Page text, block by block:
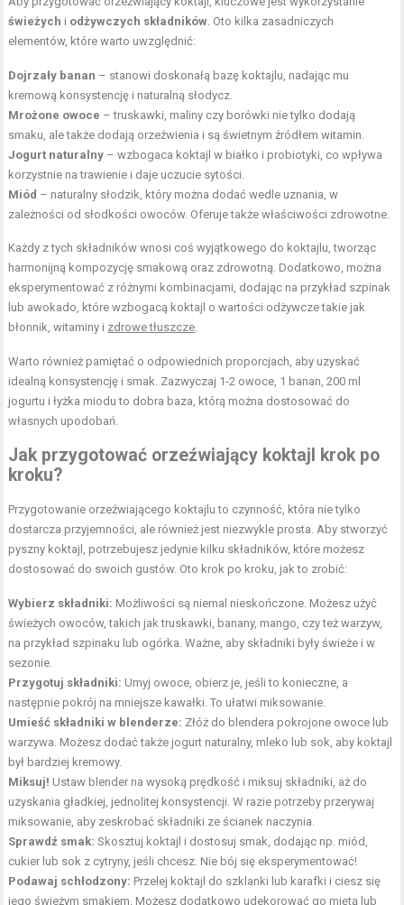
świeżych i odżywczych składników. Oto kilka zasadniczych
elementów, które warto uwzględnić:
Dojrzały banan – stanowi doskonałą bazę koktajlu, nadając mu
kremową konsystencję i naturalną słodycz.
Mrożone owoce – truskawki, maliny czy borówki nie tylko dodają
smaku, ale także dodają orzeźwienia i są świetnym źródłem witamin.
Jogurt naturalny – wzbogaca koktajl w białko i probiotyki, co wpływa
korzystnie na trawienie i daje uczucie sytości.
Miód – naturalny słodzik, który można dodać wedle uznania, w
zależności od słodkości owoców. Oferuje także właściwości zdrowotne.
Każdy z tych składników wnosi coś wyjątkowego do koktajlu, tworząc
harmonijną kompozycję smakową oraz zdrowotną. Dodatkowo, można
eksperymentować z różnymi kombinacjami, dodając na przykład szpinak
lub awokado, które wzbogacą koktajl o wartości odżywcze takie jak
błonnik, witaminy i zdrowe tłuszcze.
Warto również pamiętać o odpowiednich proporcjach, aby uzyskać
idealną konsystencję i smak. Zazwyczaj 1-2 owoce, 1 banan, 200 ml
jogurtu i łyżka miodu to dobra baza, którą można dostosować do
własnych upodobań.
Jak przygotować orzeźwiający koktajl krok po
kroku?
Przygotowanie orzeźwiającego koktajlu to czynność, która nie tylko
dostarcza przyjemności, ale również jest niezwykle prosta. Aby stworzyć
pyszny koktajl, potrzebujesz jedynie kilku składników, które możesz
dostosować do swoich gustów. Oto krok po kroku, jak to zrobić:
Wybierz składniki: Możliwości są niemal nieskończone. Możesz użyć
świeżych owoców, takich jak truskawki, banany, mango, czy też warzyw,
na przykład szpinaku lub ogórka. Ważne, aby składniki były świeże i w
sezonie.
Przygotuj składniki: Umyj owoce, obierz je, jeśli to konieczne, a
następnie pokrój na mniejsze kawałki. To ułatwi miksowanie.
Umieść składniki w blenderze: Złóż do blendera pokrojone owoce lub
warzywa. Możesz dodać także jogurt naturalny, mleko lub sok, aby koktajl
był bardziej kremowy.
Miksuj! Ustaw blender na wysoką prędkość i miksuj składniki, aż do
uzyskania gładkiej, jednolitej konsystencji. W razie potrzeby przerywaj
miksowanie, aby zeskrobać składniki ze ścianek naczynia.
Sprawdź smak: Skosztuj koktajl i dostosuj smak, dodając np. miód,
cukier lub sok z cytryny, jeśli chcesz. Nie bój się eksperymentować!
Podawaj schłodzony: Przelej koktajl do szklanki lub karafki i ciesz się
jego świeżym smakiem. Możesz dodatkowo udekorować go miętą lub